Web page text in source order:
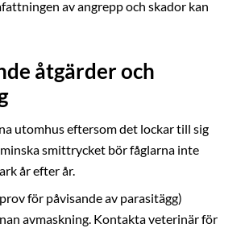
av angrepp och skador kan
åtgärder och
utomhus eftersom det lockar till sig
smittrycket bör fåglarna inte
år efter år.
för påvisande av parasitägg)
avmaskning. Kontakta veterinär för